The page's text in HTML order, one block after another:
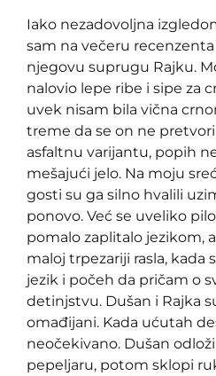
Iako nezadovoljna
sam na večeru
njegovu suprugu Rajku.
nalovio lepe ribe i sipe za
uvek nisam bila vična
treme da se on ne
asfaltnu varijantu, popih
mešajući jelo. Na moju
gosti su ga silno hvalili
ponovo. Već se uveliko
pomalo zaplitalo jezikom,
maloj trpezariji rasla, kada
jezik i počeh da pričam o
detinjstvu. Dušan i Rajka
omađijani. Kada ućutah
neočekivano. Dušan
pepeljaru, potom sklopi